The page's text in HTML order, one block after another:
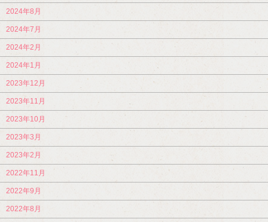
2024年8月
2024年7月
2024年2月
2024年1月
2023年12月
2023年11月
2023年10月
2023年3月
2023年2月
2022年11月
2022年9月
2022年8月